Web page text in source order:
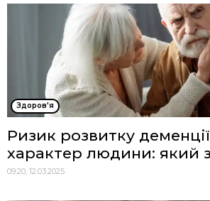
Здоров'я
Ризик розвитку
характер людини: який
09:20, 12.03.2025